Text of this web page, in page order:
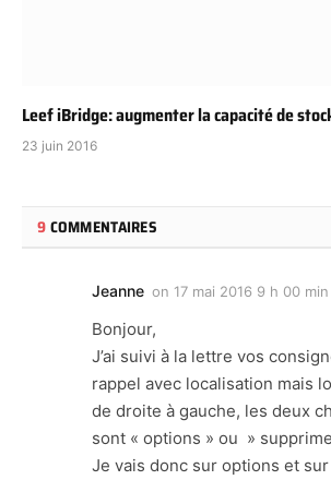
Leef iBridge: augmenter la capacité de
23 juin 2016
9COMMENTAIRES
Jeanne on 17 mai 2016 9 h 00 min
Bonjour,
J’ai suivi à la lettre vos
rappel avec localisation mais
de droite à gauche, les deux
sont « options » ou »
Je vais donc sur options et sur